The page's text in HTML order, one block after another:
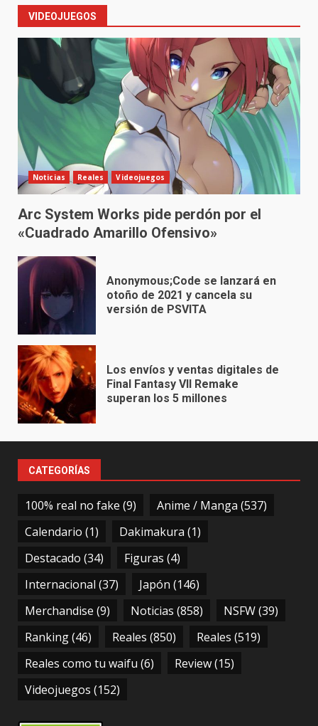
VIDEOJUEGOS
Noticias Reales Videojuegos
Arc System Works pide perdón por el
«Cuadrado Amarillo Ofensivo»
Anonymous;Code se lanzará en
otoño de 2021 y cancela su
versión de PSVITA
Los envíos y ventas digitales de
Final Fantasy VII Remake
superan los 5 millones
CATEGORÍAS
100% real no fake (9) Anime / Manga (537)
Calendario (1) Dakimakura (1)
Destacado (34) Figuras (4)
Internacional (37) Japón (146)
Merchandise (9) Noticias (858) NSFW(39)
Ranking(46) Reales (850) Reales (519)
Reales como tu waifu (6) Review(15)
Videojuegos (152)